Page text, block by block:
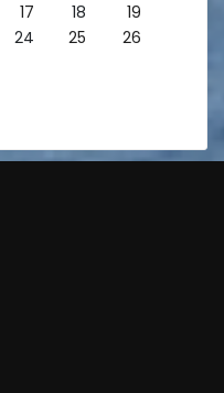
17 18
19
24 25
26